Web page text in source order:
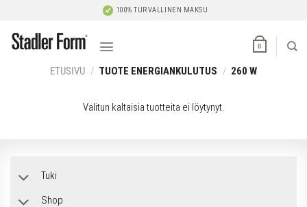
content
100% TURVALLINEN MAKSU
0
ETUSIVU / TUOTE ENERGIANKULUTUS / 260 W
Valitun kaltaisia tuotteita ei löytynyt.
Tuki
Shop